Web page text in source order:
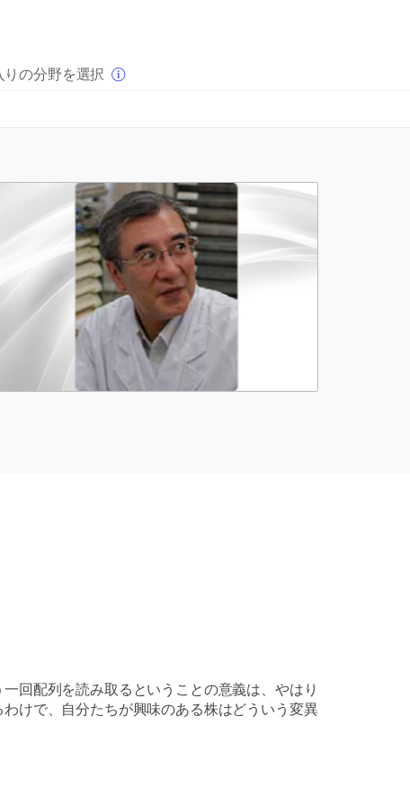
りの分野を選択
回配列を読み取るということの意義は、やはり
けで、自分たちが興味のある株はどういう変異